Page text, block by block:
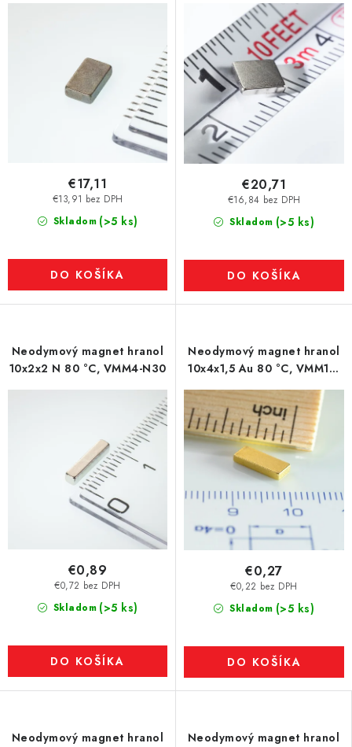
Skladom (>5 ks)
€13,91 bez DPH
€17,11
DO KOŠÍKA
Skladom (>5 ks)
€16,84 bez DPH
€20,71
DO KOŠÍKA
Neodymový magnet hranol
10x2x2 N 80 °C, VMM4-N30
Skladom (>5 ks)
€0,72 bez DPH
€0,89
DO KOŠÍKA
Neodymový magnet hranol
10x4x1,5 Au 80 °C, VMM10-
N50
Skladom (>5 ks)
€0,22 bez DPH
€0,27
DO KOŠÍKA
Neodymový magnet hranol Neodymový magnet hranol